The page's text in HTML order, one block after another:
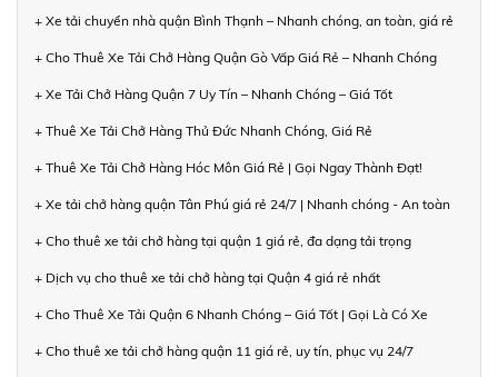
+ Xe tải chuyển nhà quận Bình Thạnh – Nhanh chóng, an toàn, giá rẻ
+ Cho Thuê Xe Tải Chở Hàng Quận Gò Vấp Giá Rẻ – Nhanh Chóng
+ Xe Tải Chở Hàng Quận 7 Uy Tín – Nhanh Chóng – Giá Tốt
+ Thuê Xe Tải Chở Hàng Thủ Đức Nhanh Chóng, Giá Rẻ
+ Thuê Xe Tải Chở Hàng Hóc Môn Giá Rẻ | Gọi Ngay Thành Đạt!
+ Xe tải chở hàng quận Tân Phú giá rẻ 24/7 | Nhanh chóng - An toàn
+ Cho thuê xe tải chở hàng tại quận 1 giá rẻ, đa dạng tải trọng
+ Dịch vụ cho thuê xe tải chở hàng tại Quận 4 giá rẻ nhất
+ Cho Thuê Xe Tải Quận 6 Nhanh Chóng – Giá Tốt | Gọi Là Có Xe
+ Cho thuê xe tải chở hàng quận 11 giá rẻ, uy tín, phục vụ 24/7